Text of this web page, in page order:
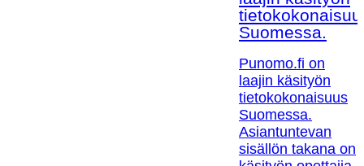
Suomessa.
Punomo.fi on
laajin käsityön
tietokokonaisuus
Suomessa.
Asiantuntevan
sisällön takana on